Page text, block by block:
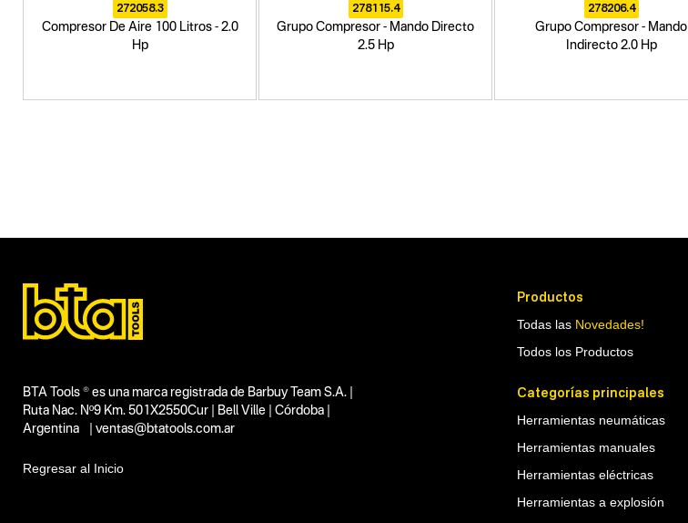
272058.3
Compresor De Aire 100 Litros - 2.0
Hp
278115.4
Grupo Compresor - Mando Directo
2.5 Hp
278206.4
Grupo Compresor - Mando
Indirecto 2.0 Hp
Segmentos - pendiente
Talleres
Capacidad
2 HP
No items found.
Tecnologia
No items found.
BTA Tools ® es una marca registrada de Barbuy Team S.A. |
Ruta Nac. Nº9 Km. 501X2550Cur | Bell Ville | Córdoba |
Argentina | ventas@btatools.com.ar
Regresar al Inicio
Productos
Todas las Novedades!
Todos los Productos
Categorías principales
Herramientas neumáticas
Herramientas manuales
Herramientas eléctricas
Herramientas a explosión